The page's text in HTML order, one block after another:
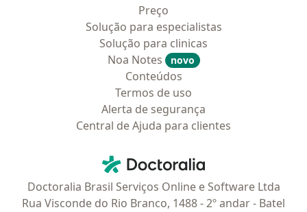
Preço
Solução para especialistas
Solução para clinicas
Noa Notes
novo
Conteúdos
Termos de uso
Alerta de segurança
Central de Ajuda para clientes
Doctoralia - Homepage
Doctoralia Brasil Serviços Online e Software Ltda
Rua Visconde do Rio Branco, 1488 - 2º andar - Batel